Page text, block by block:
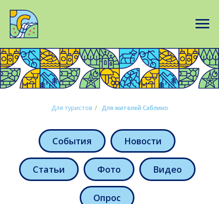
Для туристов / Для жителей Саблино
События Новости
Статьи Фото Видео
Опрос